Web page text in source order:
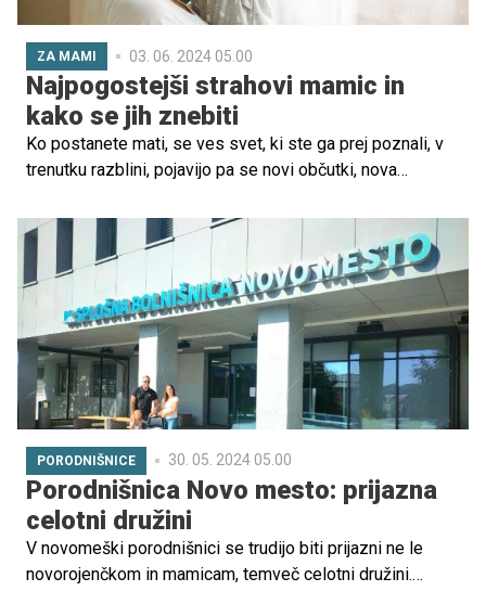
ZA MAMI 03. 06. 2024 05.00
Najpogostejši strahovi mamic in
kako se jih znebiti
Ko postanete mati, se ves svet, ki ste ga prej poznali, v
trenutku razblini, pojavijo pa se novi občutki, nova
razumete lastne starše in njihove strahove.
PORODNIŠNICE 30. 05. 2024 05.00
Porodnišnica Novo mesto: prijazna
celotni družini
V novomeški porodnišnici se trudijo biti prijazni ne le
novorojenčkom in mamicam, temveč celotni družini.